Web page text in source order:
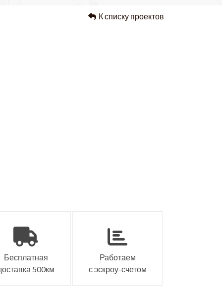
К списку проектов
Бесплатная
500км
Работаем
с эскроу-счетом